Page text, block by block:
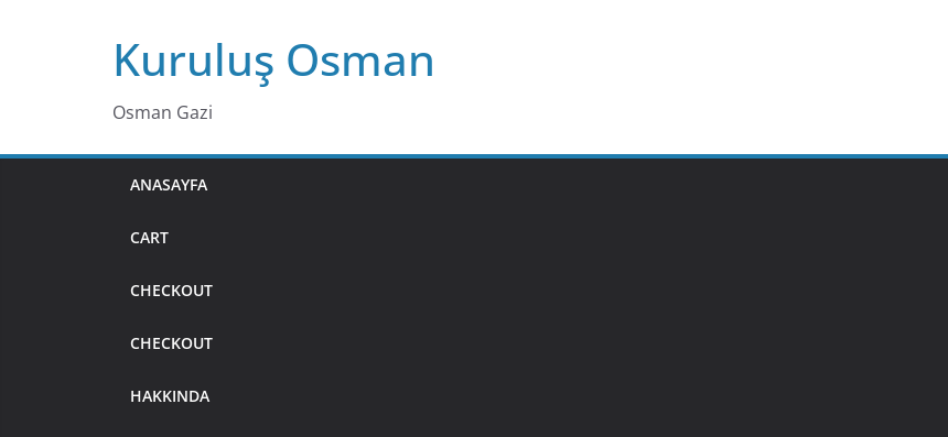
Kuruluş Osman
Osman Gazi
ANASAYFA
CART
CHECKOUT
CHECKOUT
HAKKINDA